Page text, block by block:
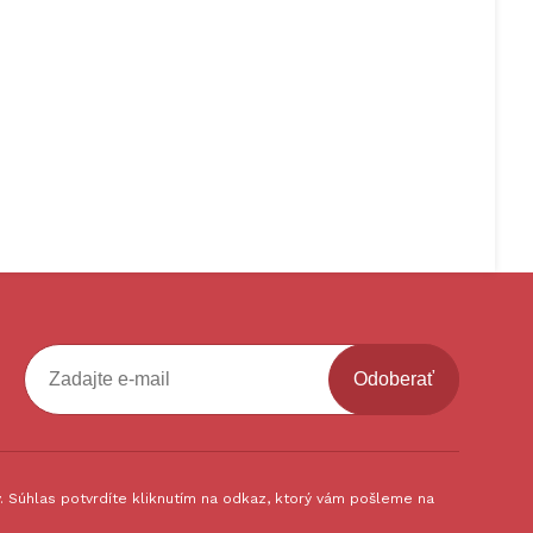
Odoberať
potvrdíte kliknutím na odkaz, ktorý vám pošleme na